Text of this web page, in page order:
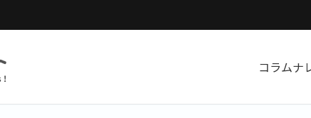
コラムナ